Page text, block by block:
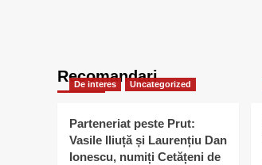
Recomandari
De interes Uncategorized
Parteneriat peste Prut:
Vasile Iliuță și Laurențiu Dan
Ionescu, numiți Cetățeni de